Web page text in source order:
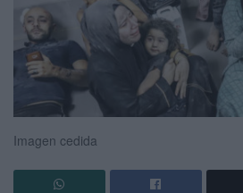
Imagen cedida